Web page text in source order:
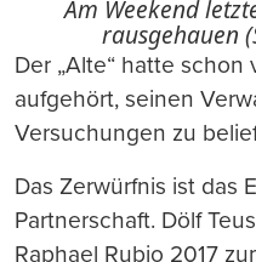
Am Weekend
rausgehauen
Der „Alte“ hatte
aufgehört, seinen
Versuchungen zu
Das Zerwürfnis ist das
Partnerschaft. Dölf
Raphael Rubio 2017